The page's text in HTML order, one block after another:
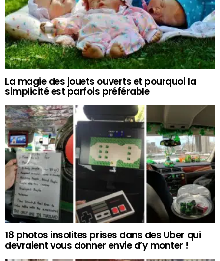
La magie des jouets ouverts et pourquoi la
simplicité est parfois préférable
18 photos insolites prises dans des Uber qui
devraient vous donner envie d’y monter !